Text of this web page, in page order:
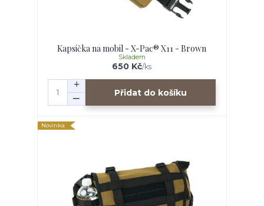
Kapsička na mobil - X-Pac® X11 - Brown
650 Kč/ks
Skladem
Přidat do košíku
Novinka